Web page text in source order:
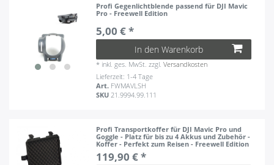
Profi Gegenlichtblende passend für DJI Mavic
Pro - Freewell Edition
5,00 € *
In den Warenkorb
* inkl. ges. MwSt. zzgl.Versandkosten
Lieferzeit: 1-4 Tage
Art. FWMAVLSH
SKU21.9994.99.111
Profi Transportkoffer für DJI Mavic Pro und
Goggle - Platz für bis zu 4 Akkus und Zubehör -
Koffer - Perfekt zum Reisen - Freewell Edition
119,90 € *